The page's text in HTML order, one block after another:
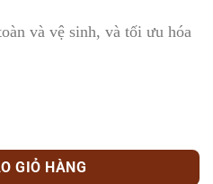
và vệ sinh, và tối ưu hóa
GIỎ HÀNG